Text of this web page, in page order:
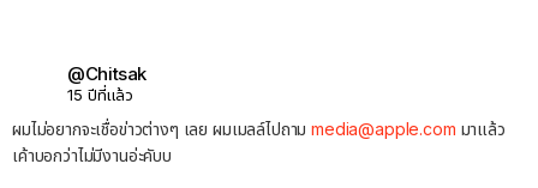
@Chitsak
15 ปีที่แล้ว
ผมไม่อยากจะเชื่อข่าวต่างๆ เลย ผมเมลล์ไปถามmedia@apple.com มาแล้ว
เค้าบอกว่าไม่มีงานอ่ะคับบ